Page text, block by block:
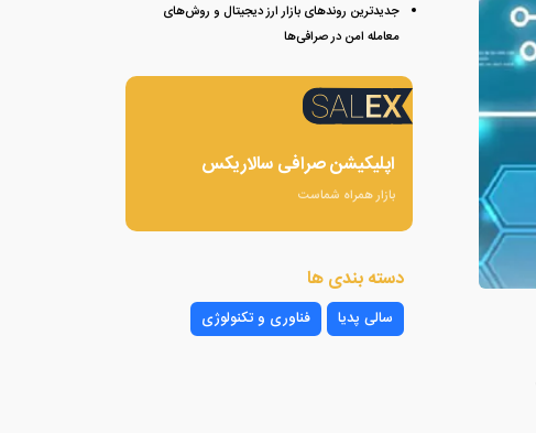
جدیدترین روندهای بازار ارز دیجیتال و روش‌های
معامله امن در صرافی‌ها
اپلیکیشن صرافی سالاریکس
بازار همراه شماست
دسته بندی ها
سالی پدیا فناوری و تکنولوژی